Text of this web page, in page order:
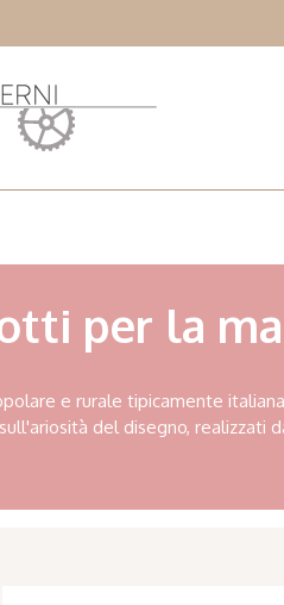
per la
e rurale tipicamente
del disegno, realizzati